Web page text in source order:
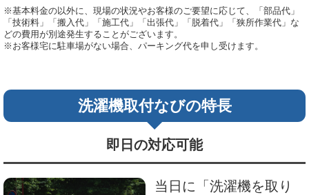
※基本料金の以外に、現場の状況やお客様のご要望に応じて、「部品代」
「技術料」「搬入代」「施工代」「出張代」「脱着代」「狭所作業代」な
どの費用が別途発生することがございます。
※お客様宅に駐車場がない場合、パーキング代を申し受けます。
洗濯機取付なびの特長
即日の対応可能
当日に「洗濯機を取り